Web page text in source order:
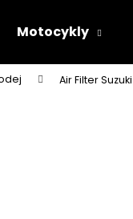
Motocykly
Air Filter Suzuki